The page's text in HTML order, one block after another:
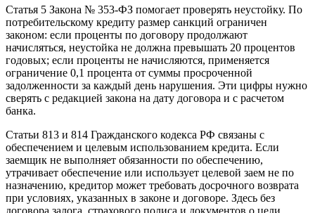
Статья 5 Закона № 353-ФЗ помогает проверять неустойку. По
потребительскому кредиту размер санкций ограничен
законом: если проценты по договору продолжают
начисляться, неустойка не должна превышать 20 процентов
годовых; если проценты не начисляются, применяется
ограничение 0,1 процента от суммы просроченной
задолженности за каждый день нарушения. Эти цифры нужно
сверять с редакцией закона на дату договора и с расчетом
банка.
Статьи 813 и 814 Гражданского кодекса РФ связаны с
обеспечением и целевым использованием кредита. Если
заемщик не выполняет обязанности по обеспечению,
утрачивает обеспечение или использует целевой заем не по
назначению, кредитор может требовать досрочного возврата
при условиях, указанных в законе и договоре. Здесь без
договора залога, страхового полиса и документов о цели